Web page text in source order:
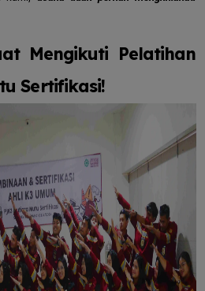
Mengikuti Pelatihan
Sertifikasi!